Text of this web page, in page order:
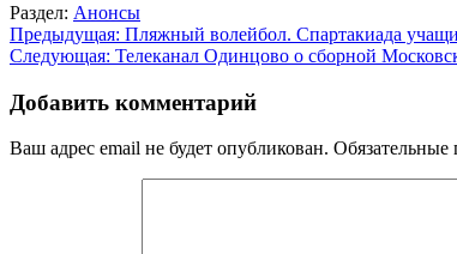
Раздел: Анонсы
Навигация
по
записям
Предыдущая: Пляжный волейбол. Спартакиада
Следующая: Телеканал Одинцово о сборной
Добавить комментарий
Ваш адрес email не будет опубликован.